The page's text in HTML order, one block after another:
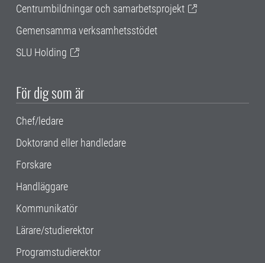
Centrumbildningar och samarbetsprojekt
Gemensamma verksamhetsstödet
SLU Holding
För dig som är
Chef/ledare
Doktorand eller handledare
Forskare
Handläggare
Kommunikatör
Lärare/studierektor
Programstudierektor